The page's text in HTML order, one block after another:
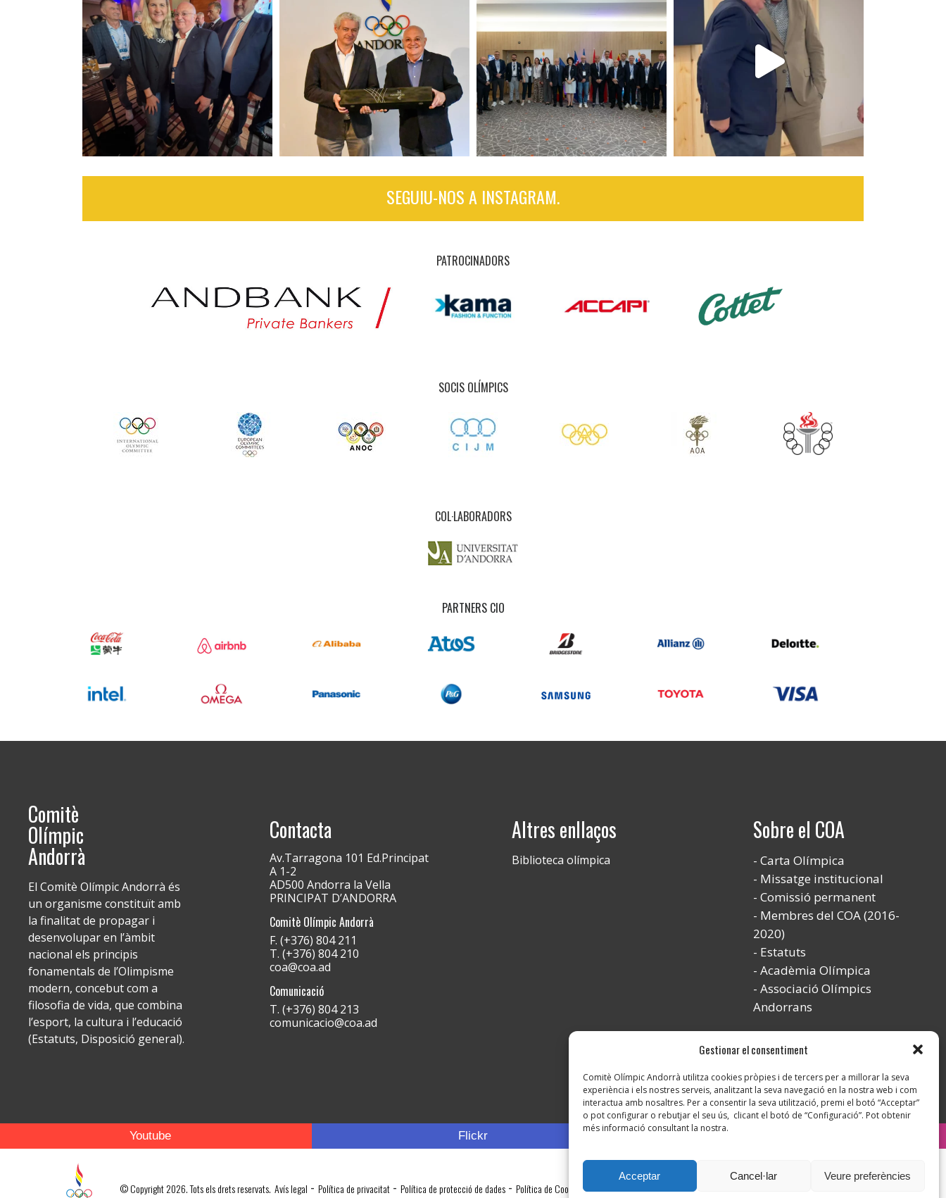
Gestionar el consentiment
Comitè Olímpic Andorrà utilitza cookies pròpies i de tercers per a millorar la seva
experiència i els nostres serveis, analitzant la seva navegació en la nostra web i com
interactua amb nosaltres. Per a consentir la seva utilització, premi el botó “Acceptar”
o pot configurar o rebutjar el seu ús, clicant el botó de “Configuració”. Pot obtenir
més informació consultant la nostra.
Acceptar Cancel·lar Veure preferències
SEGUIU-NOS A INSTAGRAM.
PATROCINADORS
SOCIS OLÍMPICS
COL·LABORADORS
PARTNERS CIO
Comitè
Olímpic
Andorrà
El Comitè Olímpic Andorrà és
un organisme constituït amb
la finalitat de propagar i
desenvolupar en l’àmbit
nacional els principis
fonamentals de l’Olimpisme
modern, concebut com a
filosofia de vida, que combina
l’esport, la cultura i l’educació
(Estatuts, Disposició general).
Contacta
Av.Tarragona 101 Ed.Principat
A 1-2
AD500 Andorra la Vella
PRINCIPAT D’ANDORRA
Comitè Olímpic Andorrà
F. (+376) 804 211
T. (+376) 804 210
coa@coa.ad
Comunicació
T. (+376) 804 213
comunicacio@coa.ad
Altres enllaços
Biblioteca olímpica
Sobre el COA
Carta Olímpica
Missatge institucional
Comissió permanent
Membres del COA (2016-
2020)
Estatuts
Acadèmia Olímpica
Associació Olímpics
Andorrans
Youtube Flickr
© Copyright 2026. Tots els drets reservats. Avís legal - Política de privacitat - Política de protecció de dades - Política de Cookies